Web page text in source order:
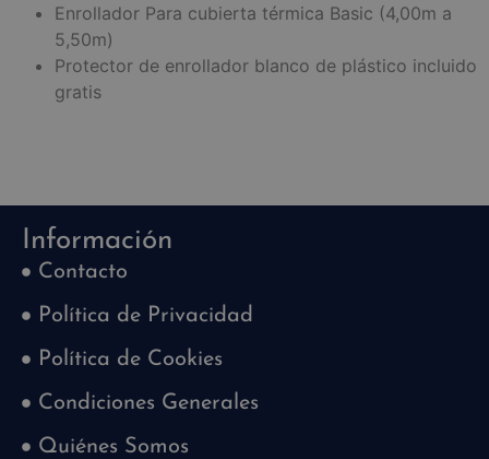
Enrollador Para cubierta térmica Basic (4,00m a
5,50m)
Protector de enrollador blanco de plástico incluido
gratis
Información
Contacto
Política de Privacidad
Política de Cookies
Condiciones Generales
Quiénes Somos